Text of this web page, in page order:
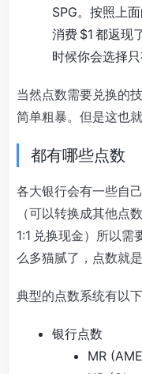
SPG。按照上
消费 $1 都返现
时候你会选择
当然点数需要兑换的
简单粗暴。但是这也
都有哪些点数
各大银行会有一些自
（可以转换成其他点
1:1 兑换现金）所以
么多猫腻了，点数就
典型的点数系统有以下
银行点数
MR